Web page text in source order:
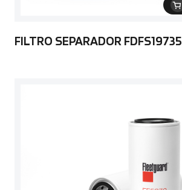
FILTRO SEPARADOR FDFS19735